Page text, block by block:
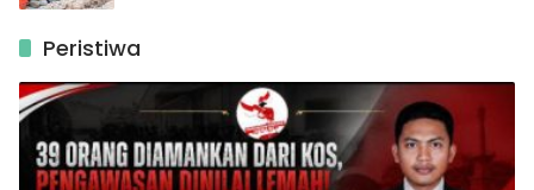
Peristiwa